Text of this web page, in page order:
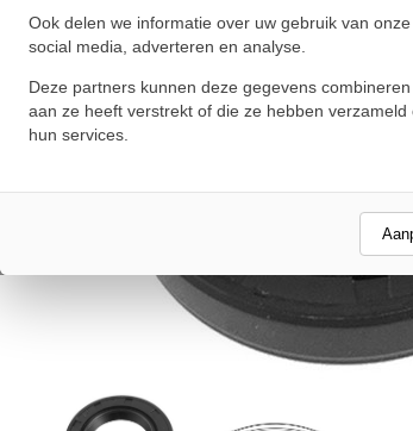
Ook delen we informatie over uw gebruik van
social media, adverteren en analyse.
Deze partners kunnen deze gegevens
aan ze heeft verstrekt of die ze hebben
hun services.